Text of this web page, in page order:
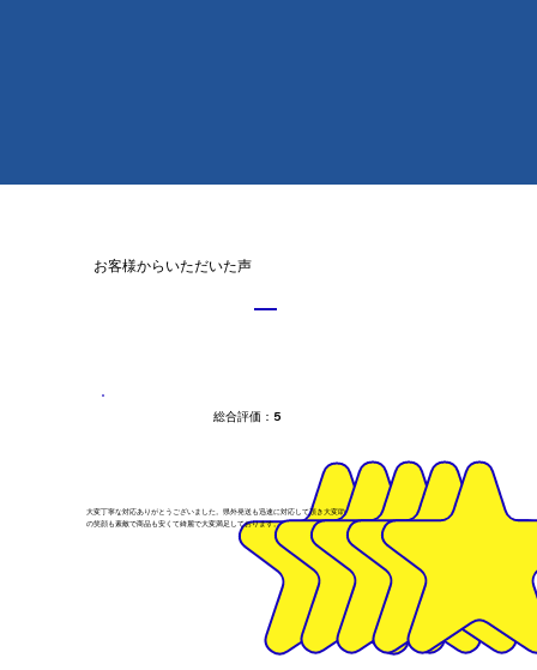
総合評価：5
大変丁寧な対応ありがとうございました。県外発送も迅速に対応して頂き大変助かりました。スタッフの皆さん
の笑顔も素敵で商品も安くて綺麗で大変満足しております。
お客様からいただいた声